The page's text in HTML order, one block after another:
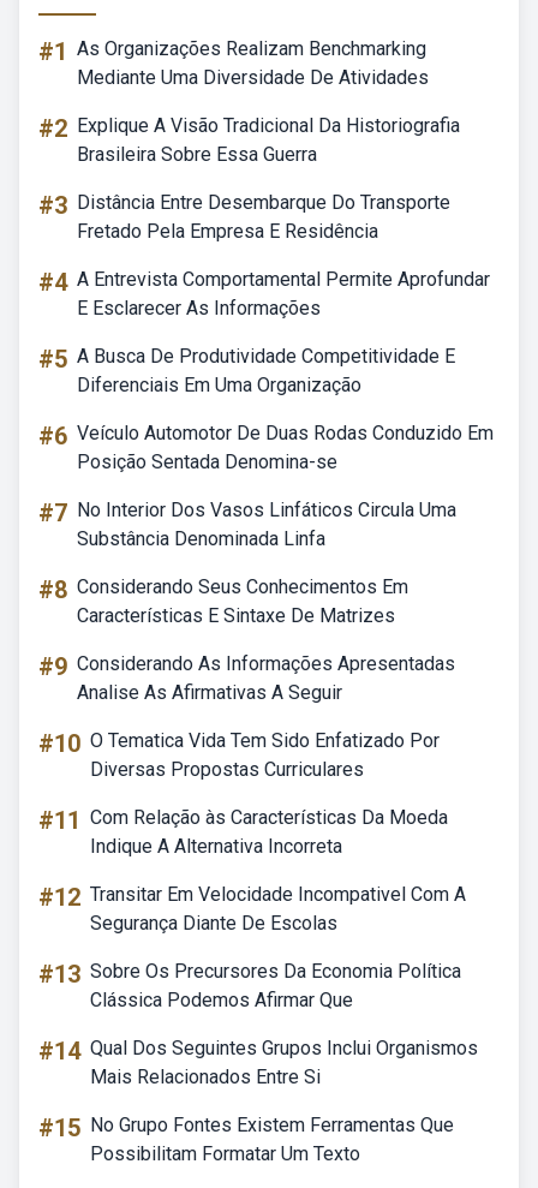
#1 As Organizações Realizam Benchmarking
Mediante Uma Diversidade De Atividades
#2 Explique A Visão Tradicional Da Historiografia
Brasileira Sobre Essa Guerra
#3 Distância Entre Desembarque Do Transporte
Fretado Pela Empresa E Residência
#4 A Entrevista Comportamental Permite Aprofundar
E Esclarecer As Informações
#5 A Busca De Produtividade Competitividade E
Diferenciais Em Uma Organização
#6 Veículo Automotor De Duas Rodas Conduzido Em
Posição Sentada Denomina-se
#7 No Interior Dos Vasos Linfáticos Circula Uma
Substância Denominada Linfa
#8 Considerando Seus Conhecimentos Em
Características E Sintaxe De Matrizes
#9 Considerando As Informações Apresentadas
Analise As Afirmativas A Seguir
#10 O Tematica Vida Tem Sido Enfatizado Por
Diversas Propostas Curriculares
#11 Com Relação às Características Da Moeda
Indique A Alternativa Incorreta
#12 Transitar Em Velocidade Incompativel Com A
Segurança Diante De Escolas
#13 Sobre Os Precursores Da Economia Política
Clássica Podemos Afirmar Que
#14 Qual Dos Seguintes Grupos Inclui Organismos
Mais Relacionados Entre Si
#15 No Grupo Fontes Existem Ferramentas Que
Possibilitam Formatar Um Texto